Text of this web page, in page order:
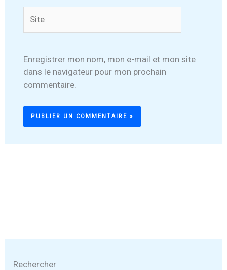
Enregistrer mon nom, mon e-mail et mon site
dans le navigateur pour mon prochain
commentaire.
Rechercher